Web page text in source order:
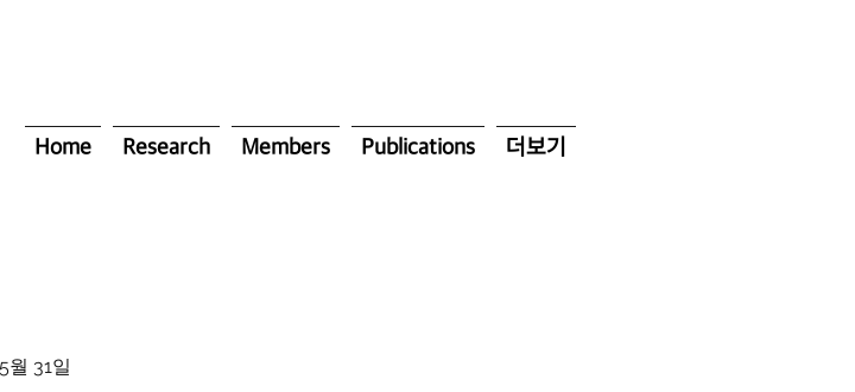
Home Research Members Publications 더보기
월 31일